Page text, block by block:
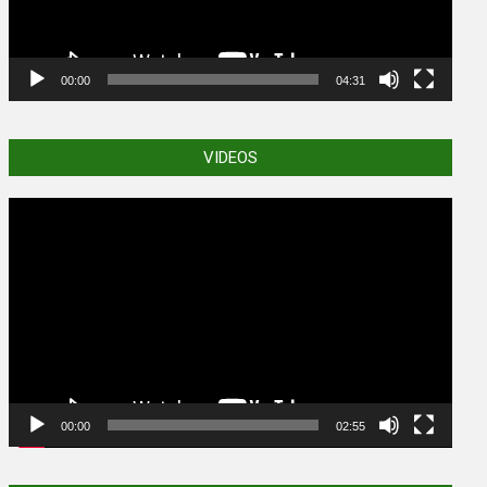
00:00 04:31
VIDEOS
00:00 02:55